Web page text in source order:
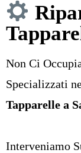
Non Ci
Specializzati
Tapparelle a
Interveniamo